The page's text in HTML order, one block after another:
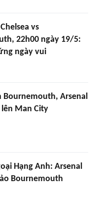
vs
22h00 ngày 19/5:
ngày vui
Bournemouth, Arsenal
Man City
Hạng Anh: Arsenal
Bournemouth